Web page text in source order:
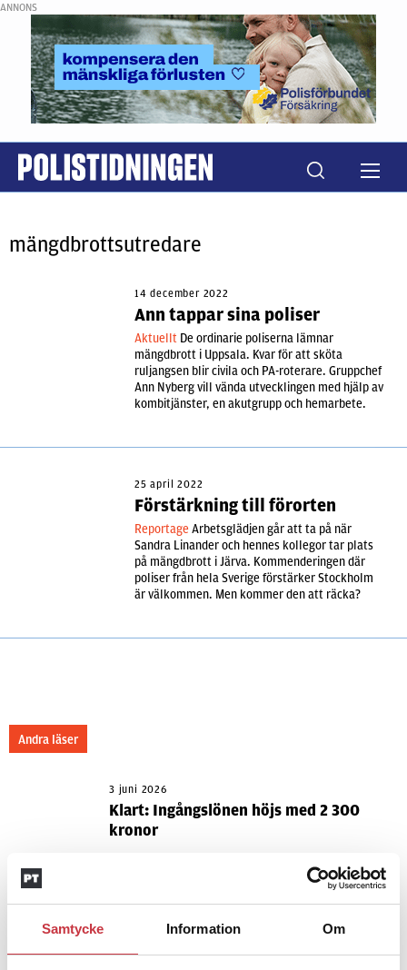
Samtycke Information Om
ANNONS
mängdbrottsutredare
14 december 2022
Ann tappar sina poliser
Aktuellt De ordinarie poliserna lämnar
mängdbrott i Uppsala. Kvar för att sköta
ruljangsen blir civila och PA-roterare. Gruppchef
Ann Nyberg vill vända utvecklingen med hjälp av
kombitjänster, en akutgrupp och hemarbete.
25 april 2022
Förstärkning till förorten
Reportage Arbetsglädjen går att ta på när
Sandra Linander och hennes kollegor tar plats
på mängdbrott i Järva. Kommenderingen där
poliser från hela Sverige förstärker Stockholm
är välkommen. Men kommer den att räcka?
Andra läser
3 juni 2026
Klart: Ingångslönen höjs med 2 300
kronor
Insändare:Miljoner i sjön –
polisaspiranter underkänns på
godtyckliga grunder